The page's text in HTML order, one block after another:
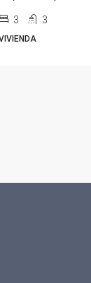
3 3